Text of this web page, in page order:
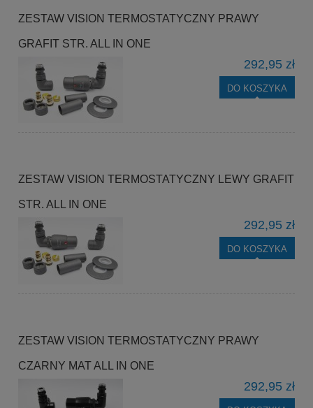
ZESTAW VISION TERMOSTATYCZNY PRAWY
GRAFIT STR. ALL IN ONE
292,95 zł
DO KOSZYKA
ZESTAW VISION TERMOSTATYCZNY LEWY GRAFIT
STR. ALL IN ONE
292,95 zł
DO KOSZYKA
ZESTAW VISION TERMOSTATYCZNY PRAWY
CZARNY MAT ALL IN ONE
292,95 zł